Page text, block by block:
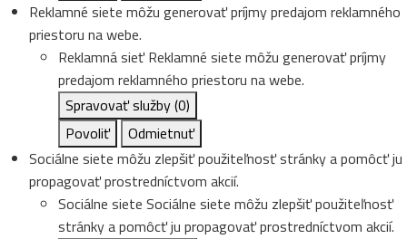
Reklamné siete môžu generovať príjmy predajom reklamného
priestoru na webe.
Reklamná sieť Reklamné siete môžu generovať príjmy
predajom reklamného priestoru na webe.
Spravovať služby(0)
Povoliť
Odmietnuť
Sociálne siete môžu zlepšiť použiteľnosť stránky a pomôcť ju
propagovať prostredníctvom akcií.
Sociálne siete Sociálne siete môžu zlepšiť použiteľnosť
stránky a pomôcť ju propagovať prostredníctvom akcií.